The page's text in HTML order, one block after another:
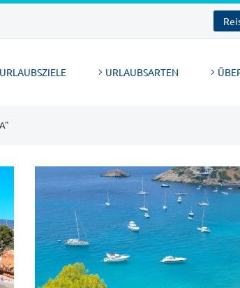
URLAUBSZIELE URLAUBSARTEN